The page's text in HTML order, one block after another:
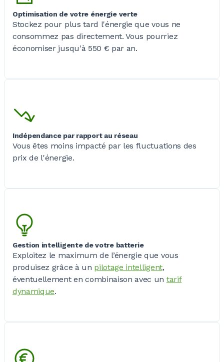
Optimisation de votre énergie verte
Stockez pour plus tard l'énergie que vous ne
consommez pas directement. Vous pourriez
économiser jusqu'à 550 € par an.
Indépendance par rapport au réseau
Vous êtes moins impacté par les fluctuations des
prix de l'énergie.
Gestion intelligente de votre batterie
Exploitez le maximum de l’énergie que vous
produisez grâce à un pilotage intelligent,
éventuellement en combinaison avec un tarif
dynamique.